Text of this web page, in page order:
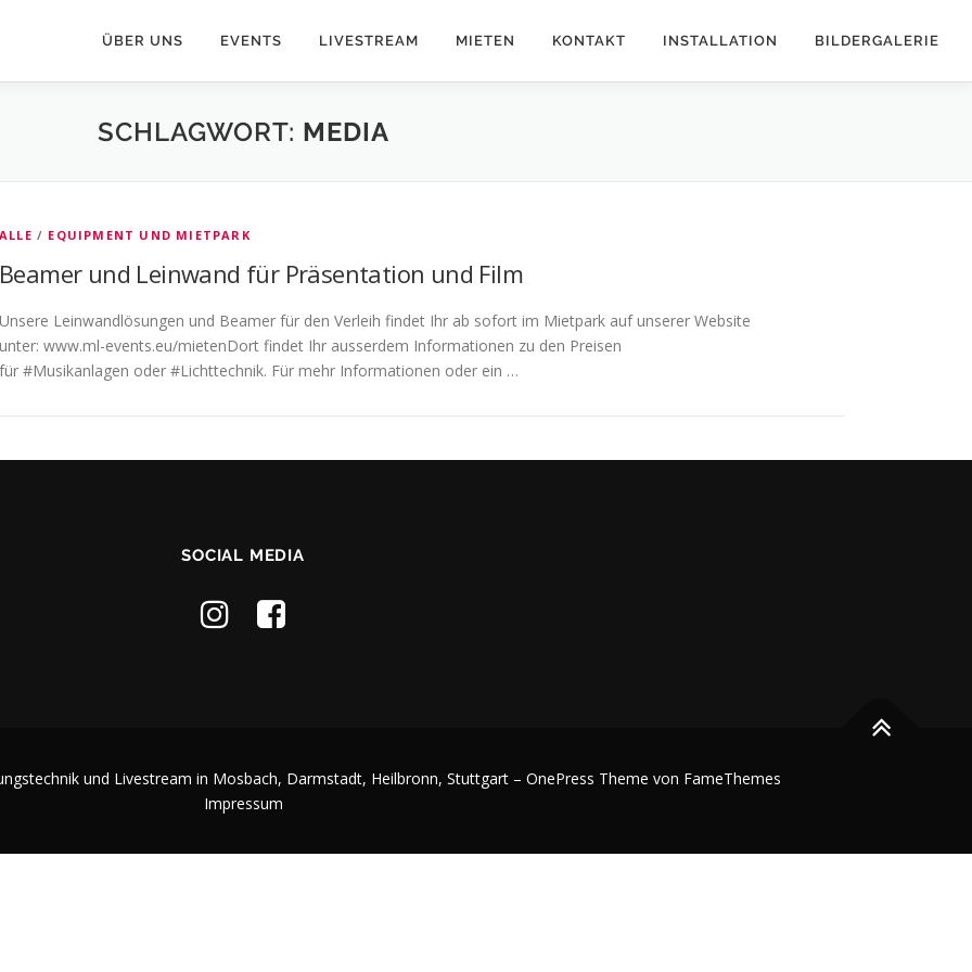
ÜBER UNS EVENTS LIVESTREAM MIETEN KONTAKT INSTALLATION BILDERGALERIE
SCHLAGWORT: MEDIA
ALLE / EQUIPMENT UND MIETPARK
Beamer und Leinwand für Präsentation und Film
Unsere Leinwandlösungen und Beamer für den Verleih findet Ihr ab sofort im Mietpark auf unserer Website
unter: www.ml-events.eu/mietenDort findet Ihr ausserdem Informationen zu den Preisen
für #Musikanlagen oder #Lichttechnik. Für mehr Informationen oder ein …
SOCIAL MEDIA
und Livestream in Mosbach, Darmstadt, Heilbronn, Stuttgart – OnePress Theme von FameThemes
Impressum